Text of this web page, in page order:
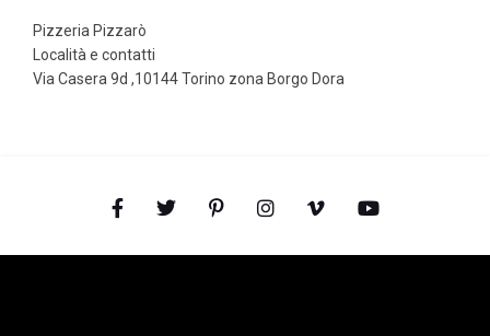
Pizzeria Pizzarò
Località e contatti
Via Casera 9d ,10144 Torino zona Borgo Dora